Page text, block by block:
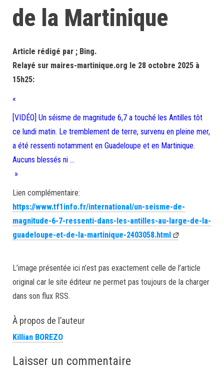
de la Martinique
Article rédigé par ; Bing.
Relayé sur maires-martinique.org le 28 octobre 2025 à
15h25:
«
[VIDÉO] Un séisme de magnitude 6,7 a touché les Antilles tôt
ce lundi matin. Le tremblement de terre, survenu en pleine mer,
a été ressenti notamment en Guadeloupe et en Martinique.
Aucuns blessés ni …
»
Lien complémentaire:
https://www.tf1info.fr/international/un-seisme-de-
magnitude-6-7-ressenti-dans-les-antilles-au-large-de-la-
guadeloupe-et-de-la-martinique-2403058.html
L’image présentée ici n’est pas exactement celle de l’article
original car le site éditeur ne permet pas toujours de la charger
dans son flux RSS.
À propos de l’auteur
Killian BOREZO
Laisser un commentaire